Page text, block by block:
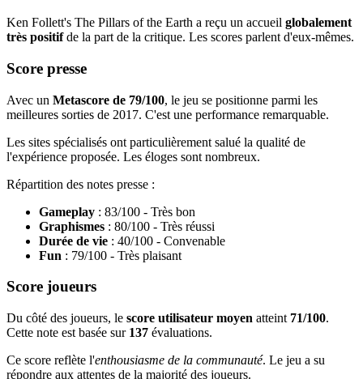
Ken Follett's The Pillars of the Earth a reçu un accueil globalement
très positifde la part de la critique. Les scores parlent d'eux-mêmes.
Score presse
Avec un Metascore de 79/100, le jeu se positionne parmi les
meilleures sorties de 2017. C'est une performance remarquable.
Les sites spécialisés ont particulièrement salué la qualité de
l'expérience proposée. Les éloges sont nombreux.
Répartition des notes presse :
Gameplay : 83/100 - Très bon
Graphismes : 80/100 - Très réussi
Durée de vie : 40/100 - Convenable
Fun : 79/100 - Très plaisant
Score joueurs
Du côté des joueurs, le score utilisateur moyen atteint 71/100.
Cette note est basée sur 137 évaluations.
Ce score reflète l'enthousiasme de la communauté. Le jeu a su
répondre aux attentes de la majorité des joueurs.